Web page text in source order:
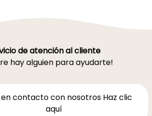
de atención al cliente
hay alguien para ayudarte!
contacto con nosotros Haz clic
aquí